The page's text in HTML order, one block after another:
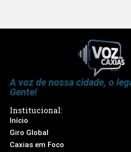
A voz de nossa cidade, o
Gente!
Institucional:
Início
Giro Global
Caxias em Foco